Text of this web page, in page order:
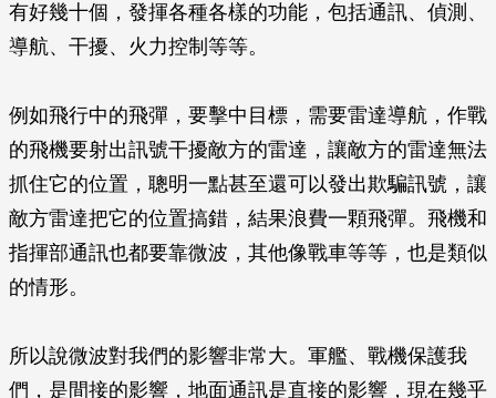
有好幾十個，發揮各種各樣的功能，包括通訊、偵測、
導航、干擾、火力控制等等。
例如飛行中的飛彈，要擊中目標，需要雷達導航，作戰
的飛機要射出訊號干擾敵方的雷達，讓敵方的雷達無法
抓住它的位置，聰明一點甚至還可以發出欺騙訊號，讓
敵方雷達把它的位置搞錯，結果浪費一顆飛彈。飛機和
指揮部通訊也都要靠微波，其他像戰車等等，也是類似
的情形。
所以說微波對我們的影響非常大。軍艦、戰機保護我
們，是間接的影響，地面通訊是直接的影響，現在幾乎